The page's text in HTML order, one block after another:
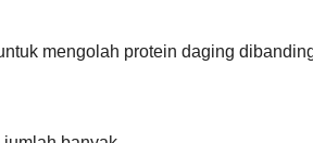
mengolah protein daging